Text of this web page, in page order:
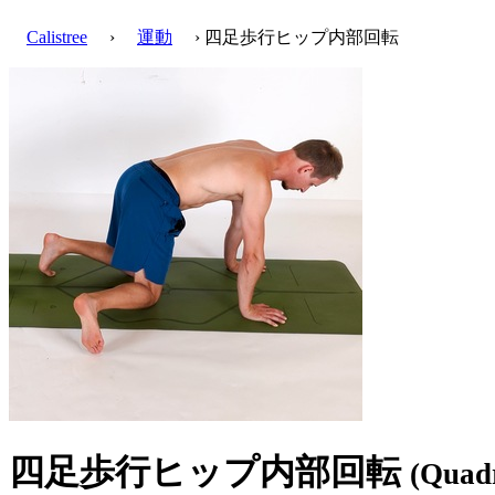
Calistree › 運動 › 四足歩行ヒップ内部回転
四足歩行ヒップ内部回転